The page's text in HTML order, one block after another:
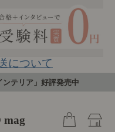
について
テリア」好評発売中